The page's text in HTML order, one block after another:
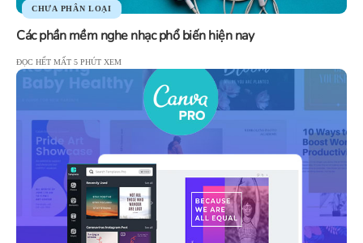
CHƯA PHÂN LOẠI
Các phần mềm nghe nhạc phổ biến hiện nay
ĐỌC HẾT MẤT 5 PHÚT XEM